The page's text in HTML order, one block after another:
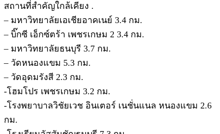
สถานที่สำคัญใกล้เคียง .
– มหาวิทยาลัยเอเชียอาคเนย์ 3.4 กม.
– บิ๊กซี เอ็กซ์ตร้า เพชรเกษม 2 3.4 กม.
– มหาวิทยาลัยธนบุรี 3.7 กม.
– วัดหนองแขม 5.3 กม.
– วัดอุดมรังสี 2.3 กม.
-โฮมโปร เพชรเกษม 3.2 กม.
-โรงพยาบาลวิชัยเวช อินเตอร์ เนชั่นแนล หนองแขม 2.6
กม.